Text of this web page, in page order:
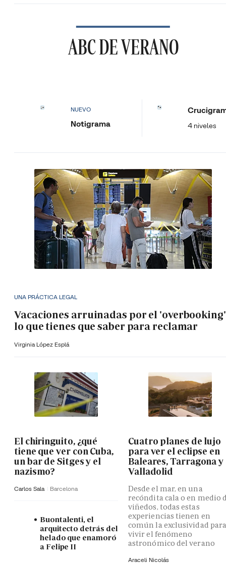
ABC DE VERANO
NUEVO
Notigrama 4 niveles
UNA PRÁCTICA LEGAL
Vacaciones arruinadas por el
lo que tienes que saber para reclamar
Virginia López Esplá
El chiringuito, ¿qué
tiene que ver con Cuba,
un bar de Sitges y el
nazismo?
Carlos Sala Barcelona
Buontalenti, el
arquitecto detrás del
helado que enamoró
a Felipe II
Cuatro planes de lujo
para ver el eclipse en
Baleares, Tarragona y
Valladolid
Desde el mar, en una
recóndita cala o en medio
viñedos, todas estas
experiencias tienen en
común la exclusividad
vivir el fenómeno
astronómico del verano
Araceli Nicolás